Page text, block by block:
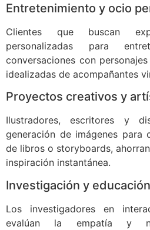
Entretenimiento y ocio
Clientes que buscan
personalizadas para
conversaciones con
idealizadas de acompañantes
Proyectos creativos y
Ilustradores, escritores y
generación de imágenes para
de libros o storyboards,
inspiración instantánea.
Investigación y educación
Los investigadores en
evalúan la empatía y